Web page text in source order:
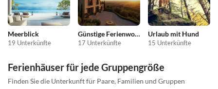
Meerblick
19 Unterkünfte
Günstige Ferienwohnungen
17 Unterkünfte
Urlaub mit Hund
15 Unterkünfte
Ferienhäuser für jede Gruppengröße
Finden Sie die Unterkunft für Paare, Familien und Gruppen